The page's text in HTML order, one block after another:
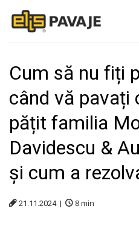
Cum să nu fiți
când vă pavați
pățit familia
Davidescu &
și cum a
21.11.2024 | 8min